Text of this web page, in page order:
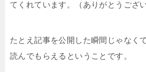
てくれています。（ありがとうござ
たとえ記事を公開した瞬間じゃなく
読んでもらえるということです。